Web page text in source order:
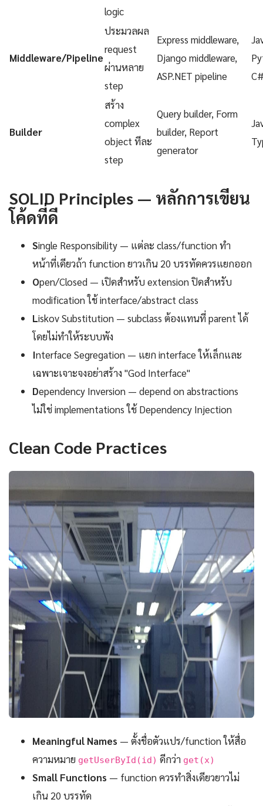
logic
Middleware/Pipeline
ประมวลผล
request
ผ่านหลาย
step
Express middleware,
Django middleware,
ASP.NET pipeline
Builder
สร้าง
complex
object ทีละ
step
Query builder, Form
builder, Report
generator
SOLID Principles — หลักการเขียน
โค้ดที่ดี
Single Responsibility — แต่ละ class/function ทำ
หน้าที่เดียวถ้า function ยาวเกิน 20 บรรทัดควรแยกออก
Open/Closed — เปิดสำหรับ extension ปิดสำหรับ
modification ใช้ interface/abstract class
Liskov Substitution — subclass ต้องแทนที่ parent ได้
โดยไม่ทำให้ระบบพัง
Interface Segregation — แยก interface ให้เล็กและ
เฉพาะเจาะจงอย่าสร้าง "God Interface"
Dependency Inversion — depend on abstractions
ไม่ใช่ implementations ใช้ Dependency Injection
Clean Code Practices
Meaningful Names — ตั้งชื่อตัวแปร/function ให้สื่อ
ความหมาย getUserById(id) ดีกว่า get(x)
Small Functions — function ควรทำสิ่งเดียวยาวไม่
เกิน 20 บรรทัด